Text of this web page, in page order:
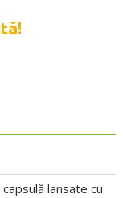
lansate cu